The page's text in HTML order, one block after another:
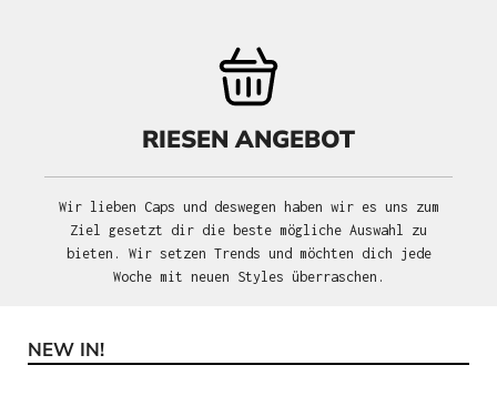
RIESEN ANGEBOT
Wir lieben Caps und deswegen haben wir es uns zum
Ziel gesetzt dir die beste mögliche Auswahl zu
bieten. Wir setzen Trends und möchten dich jede
Woche mit neuen Styles überraschen.
Produktgalerie überspringen
NEW IN!